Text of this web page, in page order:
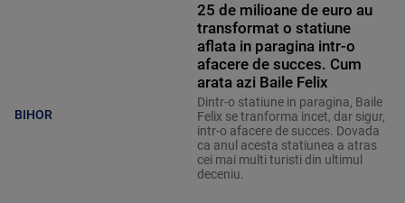
BIHOR
25 de milioane de euro au
transformat o statiune
aflata in paragina intr-o
afacere de succes. Cum
arata azi Baile Felix
Dintr-o statiune in paragina, Baile
Felix se tranforma incet, dar sigur,
intr-o afacere de succes. Dovada
ca anul acesta statiunea a atras
cei mai multi turisti din ultimul
deceniu.